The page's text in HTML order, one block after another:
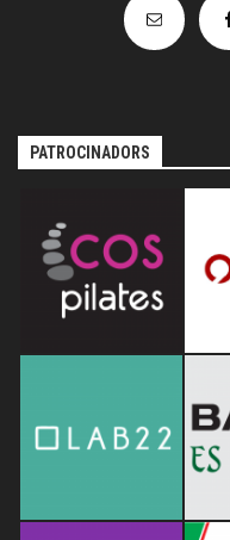
PATROCINADORS